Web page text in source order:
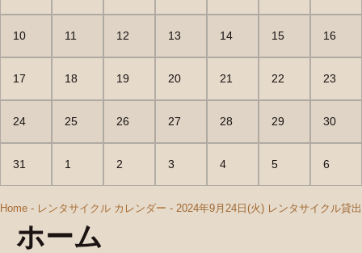
10 11 12 13 14 15 16
17 18 19 20 21 22 23
24 25 26 27 28 29 30
31 1 2 3 4 5 6
Home - レンタサイクル カレンダー - 2024年9月24日(火) レンタサイクル貸
ホーム